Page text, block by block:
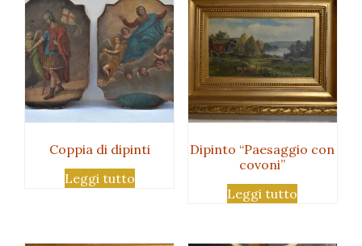
Coppia di dipinti
Leggi tutto
Dipinto “Paesaggio con
covoni”
Leggi tutto